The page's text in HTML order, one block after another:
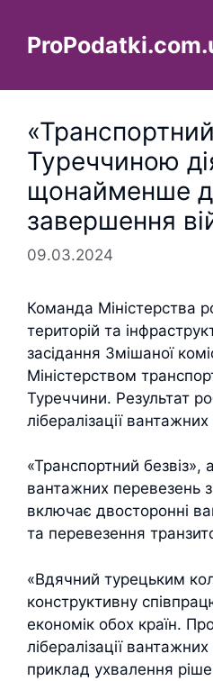
вмісту
Туреччиною
щонайменше
завершення
09.03.2024
Команда Міністерства
територій та
засідання Змішаної
Міністерством
Туреччини. Результат
лібералізації
«Транспортний безвіз»,
вантажних перевезень
включає двосторонні
та перевезення
«Вдячний турецьким
конструктивну
економік обох країн.
лібералізації
приклад ухвалення